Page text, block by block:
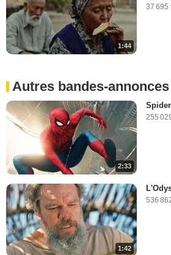
1:44
37 695
Autres bandes-annonces
2:33
255
1:42
536